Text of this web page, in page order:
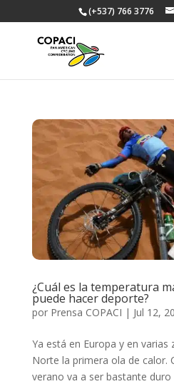
(+537) 766 3776
¿Cuál es la temperatura
puede hacer deporte?
por Prensa COPACI | Jul 12,
Ya está en Europa y en varias
Norte la primera ola de calor.
verano va a ser bastante